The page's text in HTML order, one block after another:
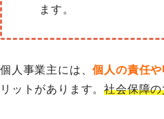
ます。
個人事業主には、個人の責任
リットがあります。社会保障